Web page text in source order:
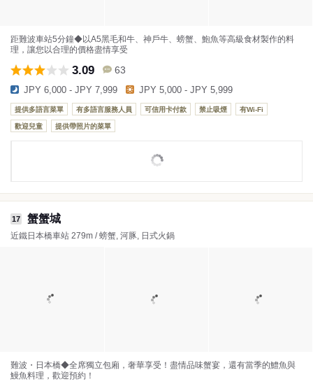
距難波車站5分鐘◆以A5黑毛和牛、神戶牛、螃蟹、鮑魚等高級食材製作的料
理，讓您以合理的價格盡情享受
3.09 63
JPY 6,000 - JPY 7,999 JPY 5,000 - JPY 5,999
提供多語言菜單 有多語言服務人員 可信用卡付款 禁止吸煙 有Wi-Fi
歡迎兒童 提供帶照片的菜單
17 蟹蟹城
近鐵日本橋車站 279m / 螃蟹, 河豚, 日式火鍋
難波・日本橋◆全席獨立包廂，奢華享受！盡情品味蟹宴，還有當季的鱧魚與
鰻魚料理，歡迎預約！